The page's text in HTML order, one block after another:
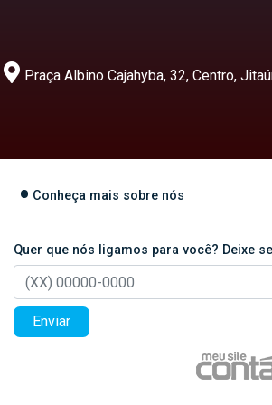
Praça Albino Cajahyba, 32, Centro,
Conheça mais sobre nós
Quer que nós ligamos para você? Deixe
Enviar